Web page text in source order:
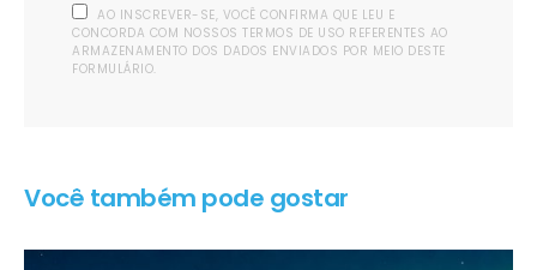
AO INSCREVER-SE, VOCÊ CONFIRMA QUE LEU E
CONCORDA COM NOSSOS TERMOS DE USO REFERENTES AO
ARMAZENAMENTO DOS DADOS ENVIADOS POR MEIO DESTE
FORMULÁRIO.
Você também pode gostar